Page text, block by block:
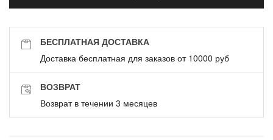
БЕСПЛАТНАЯ ДОСТАВКА
Доставка бесплатная для заказов от 10000 руб
ВОЗВРАТ
Возврат в течении 3 месяцев